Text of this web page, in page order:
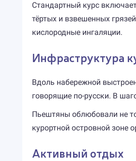
Стандартный курс
тёртых и взвешенных
кислородные ингаляции.
Инфраструктура
Вдоль набережной
говорящие по-русски. В
Пьештяны облюбовали не
курортной островной зоне
Активный отдых